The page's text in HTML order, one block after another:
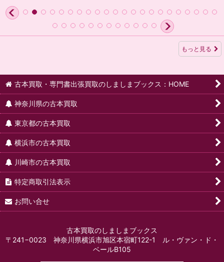
もっと見る
古本買取・専門書出張買取のしましまブックス：HOME
神奈川県の古本買取
東京都の古本買取
横浜市の古本買取
川崎市の古本買取
特定商取引法表示
お問い合せ
古本買取のしましまブックス
〒241−0023 神奈川県横浜市旭区本宿町122-1 ル・ヴァン・ド・
ベールB105